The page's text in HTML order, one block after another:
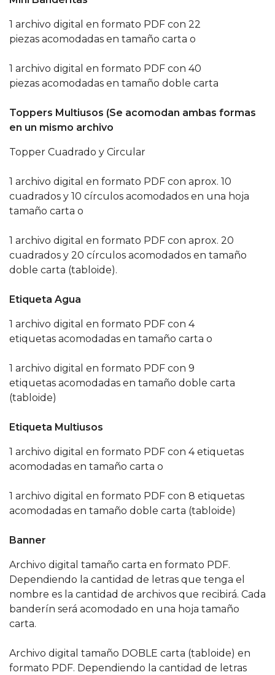
1 archivo digital en formato PDF con 22
piezas acomodadas en tamaño carta o
1 archivo digital en formato PDF con 40
piezas acomodadas en tamaño doble carta
Toppers Multiusos (Se acomodan ambas formas
en un mismo archivo
Topper Cuadrado y Circular
1 archivo digital en formato PDF con aprox. 10
cuadrados y 10 círculos acomodados en una hoja
tamaño carta o
1 archivo digital en formato PDF con aprox. 20
cuadrados y 20 círculos acomodados en tamaño
doble carta (tabloide).
Etiqueta Agua
1 archivo digital en formato PDF con 4
etiquetas acomodadas en tamaño carta o
1 archivo digital en formato PDF con 9
etiquetas acomodadas en tamaño doble carta
(tabloide)
Etiqueta Multiusos
1 archivo digital en formato PDF con 4 etiquetas
acomodadas en tamaño carta o
1 archivo digital en formato PDF con 8 etiquetas
acomodadas en tamaño doble carta (tabloide)
Banner
Archivo digital tamaño carta en formato PDF.
Dependiendo la cantidad de letras que tenga el
nombre es la cantidad de archivos que recibirá. Cada
banderín será acomodado en una hoja tamaño
carta.
Archivo digital tamaño DOBLE carta (tabloide) en
formato PDF. Dependiendo la cantidad de letras